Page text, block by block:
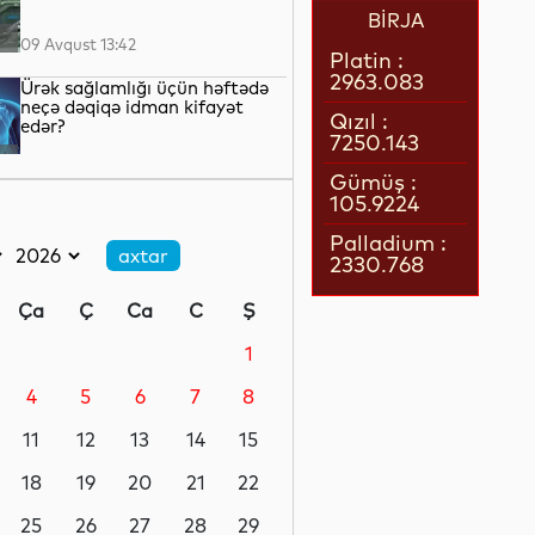
09 Avqust 13:42
Ürək sağlamlığı üçün həftədə
neçə dəqiqə idman kifayət
edər?
toqquşması nəticəsində 22
09 Avqust 12:19
Goranboyda evdən 18 yaşlı
09 Avqust 11:52
Ça Ç Ca C
Ş
1
4 5 6 7
8
11 12 13 14
15
18 19 20 21
22
25 26 27 28
29
BİRJA
Platin :
2963.083
Qızıl :
7250.143
Gümüş :
105.9224
Palladium :
2330.768